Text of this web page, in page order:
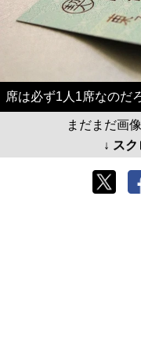
席は必ず1人1席なのだ
まだまだ画
↓ ス